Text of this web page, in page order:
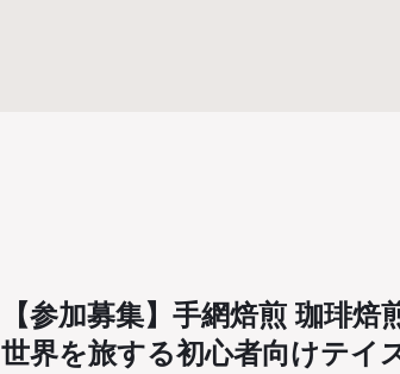
【参加募集】手網焙煎 珈琲
世界を旅する初心者向けテイ